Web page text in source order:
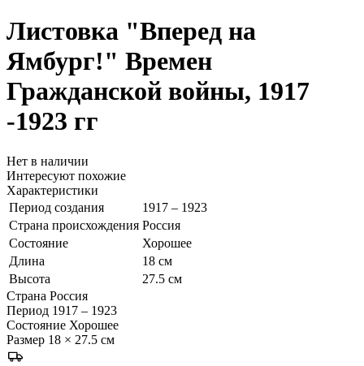
Листовка "Вперед на
Ямбург!" Времен
Гражданской войны, 1917
-1923 гг
Нет в наличии
Интересуют похожие
Характеристики
Период создания
1917 – 1923
Страна происхождения Россия
Состояние
Хорошее
Длина
18 см
Высота
27.5 см
Страна Россия
Период 1917 – 1923
Состояние Хорошее
Размер 18 × 27.5 см